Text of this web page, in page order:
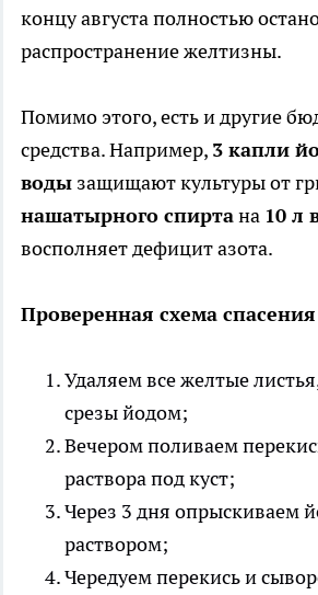
концу августа полностью
распространение желтизны.
Помимо этого, есть и другие
средства. Например, 3 капли
воды защищают культуры от
нашатырного спиртана 10 л
восполняет дефицит азота.
Проверенная схема
Удаляем все желтые
срезы йодом;
Вечером поливаем
раствора под куст;
Через 3 дня опрыскиваем
раствором;
Чередуем перекись и